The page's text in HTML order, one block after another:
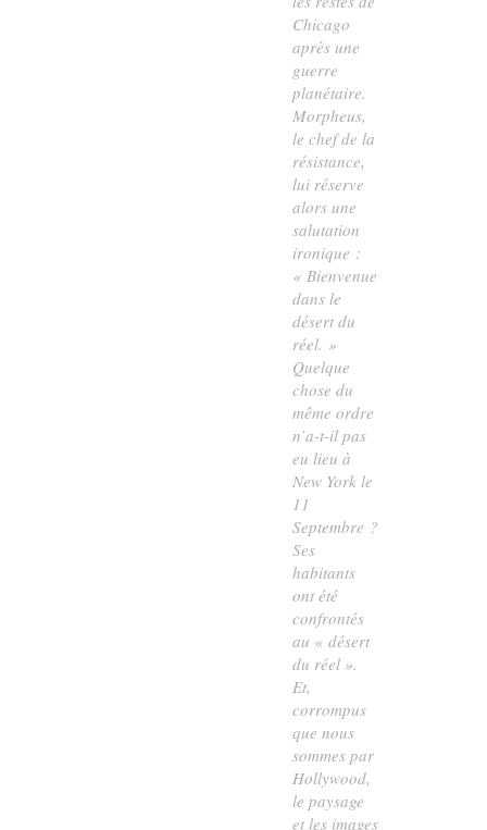
Chicago
après une
guerre
planétaire.
Morpheus,
le chef de la
résistance,
lui réserve
alors une
salutation
ironique :
« Bienvenue
dans le
désert du
réel. »
Quelque
chose du
même ordre
n’a-t-il pas
eu lieu à
New York le
11
Septembre ?
Ses
habitants
ont été
confrontés
au « désert
du réel ».
Et,
corrompus
que nous
sommes par
Hollywood,
le paysage
et les images